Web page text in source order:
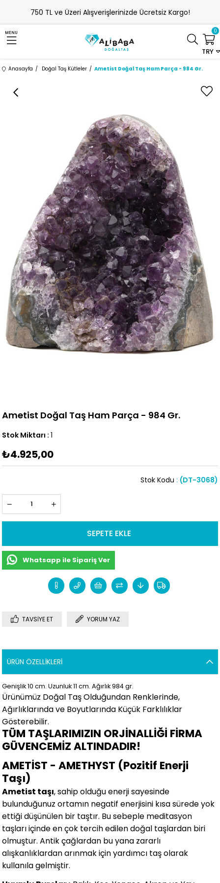
750 TL ve Üzeri Alışverişlerinizde Ücretsiz Kargo!
MENU
TRY
0
Anasayfa Doğal Taş Kütleler Ametist Doğal Taş Ham Parça - 984 Gr.
Ametist Doğal Taş Ham Parça - 984 Gr.
Stok Miktarı : 1
₺4.925,00
(DT-3068)
Stok Kodu
Whatsapp ile Sipariş Ver
TAVSIYE ET YORUM YAZ
ÜRÜN ÖZELLIKLERI
Genişlik 10 cm.Uzunluk 11 cm.Ağırlık 984 gr.
Ürünümüz Doğal Taş Olduğundan Renklerinde,
Ağırlıklarında ve Boyutlarında Küçük Farklılıklar
Gösterebilir.
TÜM TAŞLARIMIZIN ORJİNALLİĞİ FİRMA
GÜVENCEMİZ ALTINDADIR!
AMETİST - AMETHYST (Pozitif Enerji
Taşı)
Ametist taşı, sahip olduğu enerji sayesinde
bulunduğunuz ortamın negatif enerjisini kısa sürede yok
ettiği düşünülen bir taştır. Bu sebeple meditasyon
taşları içinde en çok tercih edilen doğal taşlardan biri
olmuştur. Antik çağlardan bu yana zararlı
alışkanlıklardan arınmak için yardımcı taş olarak
kullanıla gelmiştir.